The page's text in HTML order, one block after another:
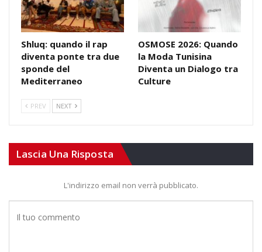
Shluq: quando il rap
diventa ponte tra due
sponde del
Mediterraneo
OSMOSE 2026: Quando
la Moda Tunisina
Diventa un Dialogo tra
Culture
PREV NEXT
Lascia Una Risposta
L'indirizzo email non verrà pubblicato.